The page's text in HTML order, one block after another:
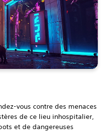
vous contre des menaces
de ce lieu inhospitalier,
et de dangereuses